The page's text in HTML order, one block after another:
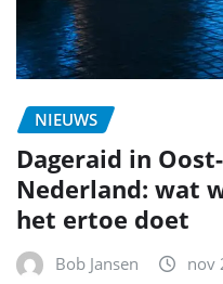
NIEUWS
Dageraid in
Nederland: wat
het ertoe doet
Bob Jansen nov